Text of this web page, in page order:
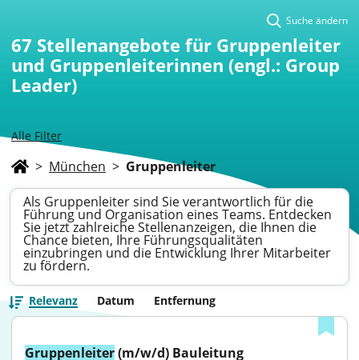
Alle Filter
Suche ändern
67 Stellenangebote für Gruppenleiter
und Gruppenleiterinnen (engl.: Group
Leader)
> München > Gruppenleiter
Als Gruppenleiter sind Sie verantwortlich für die
Führung und Organisation eines Teams. Entdecken
Sie jetzt zahlreiche Stellenanzeigen, die Ihnen die
Chance bieten, Ihre Führungsqualitäten
einzubringen und die Entwicklung Ihrer Mitarbeiter
zu fördern.
Relevanz Datum Entfernung
Gruppenleiter (m/w/d) Bauleitung